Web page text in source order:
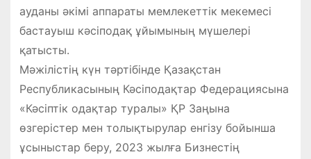
ауданы әкімі аппараты мемлекеттік мекемесі
бастауыш кәсіподақ ұйымының мүшелері
қатысты.
Мәжілістің күн тәртібінде Қазақстан
Республикасының Кәсіподақтар Федерациясына
«Кәсіптік одақтар туралы» ҚР Заңына
өзгерістер мен толықтырулар енгізу бойынша
ұсыныстар беру, 2023 жылға Бизнестің